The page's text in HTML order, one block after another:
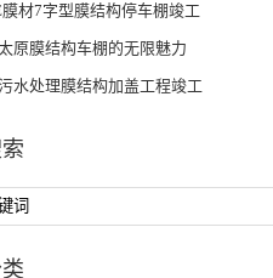
膜材7字型膜结构停车棚竣工
原膜结构车棚的无限魅力
水处理膜结构加盖工程竣工